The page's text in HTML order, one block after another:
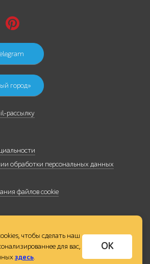
город»
рассылку
обработки персональных данных
файлов cookie
чтобы сделать наш
для вас,
здесь.
ОК